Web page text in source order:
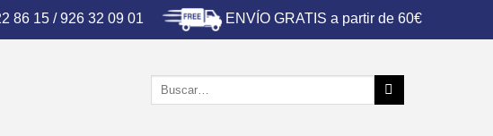
86 15 / 926 32 09 01 ENVÍO GRATIS a partir de 60€
Buscar